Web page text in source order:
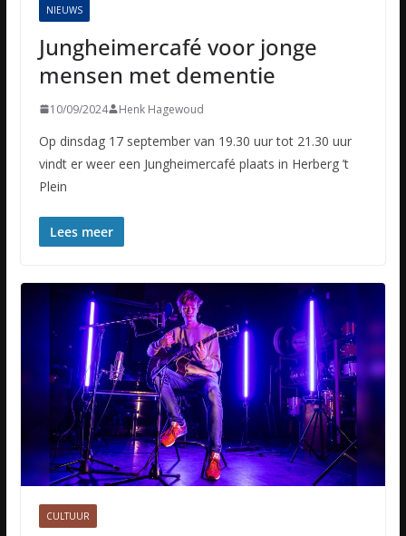
NIEUWS
Jungheimercafé voor jonge
mensen met dementie
10/09/2024 Henk Hagewoud
Op dinsdag 17 september van 19.30 uur tot 21.30 uur
vindt er weer een Jungheimercafé plaats in Herberg ’t
Plein
Lees meer
CULTUUR